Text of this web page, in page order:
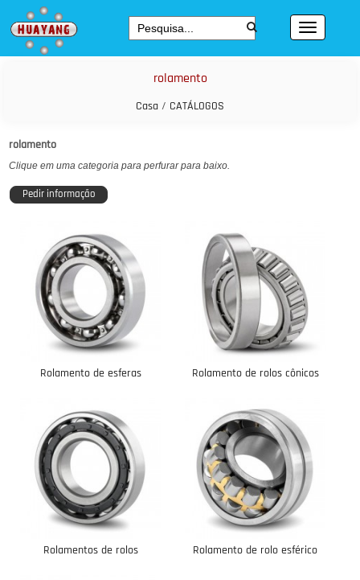
rolamento
Casa / CATÁLOGOS
rolamento
Clique em uma categoria para perfurar para baixo.
Pedir informação
Rolamento de esferas
Rolamento de rolos cônicos
Rolamentos de rolos
Rolamento de rolo esférico